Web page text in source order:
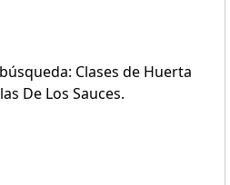
Clases de Huerta
De Los Sauces.